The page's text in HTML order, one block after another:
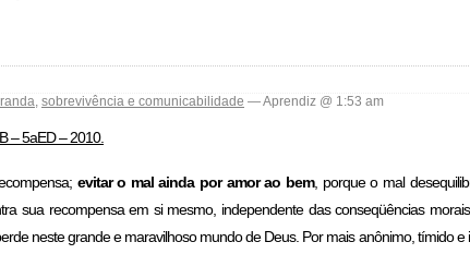
, sobrevivência e comunicabilidade — Aprendiz @ 1:53 am
– 5aED – 2010.
evitar o mal ainda por amor ao bem, porque o mal
sua recompensa em si mesmo, independente das conseqüências
neste grande e maravilhoso mundo de Deus. Por mais anônimo, tímido e